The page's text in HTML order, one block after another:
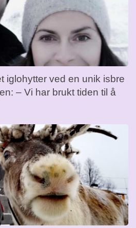
iglohytter ved en unik isbre
– Vi har brukt tiden til å